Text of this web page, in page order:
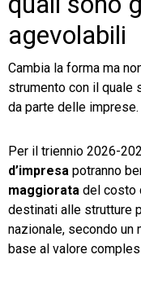
agevolabili
Cambia la forma ma
strumento con il quale
da parte delle imprese.
Per il triennio 2026-
d’impresa potranno
maggiorata del costo
destinati alle strutture
nazionale, secondo un
base al valore